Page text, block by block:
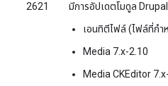
2621
มีการอัปเดตโมดูล
เอนทิตีไฟล์ (ไฟล์ที่ก
Media 7.x-2.10
Media CKEditor